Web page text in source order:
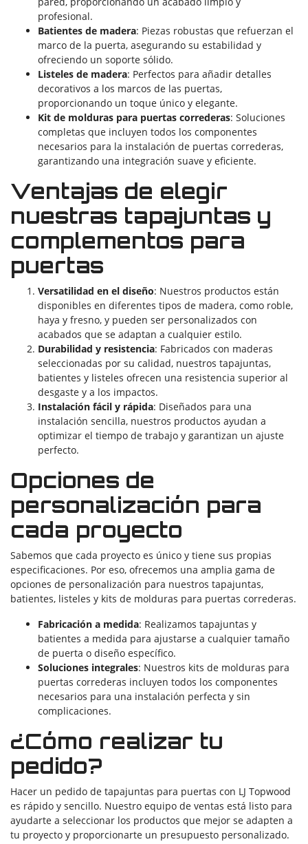
profesional.
Batientes de madera: Piezas robustas que refuerzan el
marco de la puerta, asegurando su estabilidad y
ofreciendo un soporte sólido.
Listeles de madera: Perfectos para añadir detalles
decorativos a los marcos de las puertas,
proporcionando un toque único y elegante.
Kit de molduras para puertas correderas: Soluciones
completas que incluyen todos los componentes
necesarios para la instalación de puertas correderas,
garantizando una integración suave y eficiente.
Ventajas de elegir
nuestras tapajuntas y
complementos para
puertas
Versatilidad en el diseño: Nuestros productos están
disponibles en diferentes tipos de madera, como roble,
haya y fresno, y pueden ser personalizados con
acabados que se adaptan a cualquier estilo.
Durabilidad y resistencia: Fabricados con maderas
seleccionadas por su calidad, nuestros tapajuntas,
batientes y listeles ofrecen una resistencia superior al
desgaste y a los impactos.
Instalación fácil y rápida: Diseñados para una
instalación sencilla, nuestros productos ayudan a
optimizar el tiempo de trabajo y garantizan un ajuste
perfecto.
Opciones de
personalización para
cada proyecto
Sabemos que cada proyecto es único y tiene sus propias
especificaciones. Por eso, ofrecemos una amplia gama de
opciones de personalización para nuestros tapajuntas,
batientes, listeles y kits de molduras para puertas correderas.
Fabricación a medida: Realizamos tapajuntas y
batientes a medida para ajustarse a cualquier tamaño
de puerta o diseño específico.
Soluciones integrales: Nuestros kits de molduras para
puertas correderas incluyen todos los componentes
necesarios para una instalación perfecta y sin
complicaciones.
¿Cómo realizar tu
pedido?
Hacer un pedido de tapajuntas para puertas con LJ Topwood
es rápido y sencillo. Nuestro equipo de ventas está listo para
ayudarte a seleccionar los productos que mejor se adapten a
tu proyecto y proporcionarte un presupuesto personalizado.